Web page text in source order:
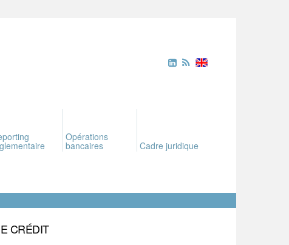
Opérations
bancaires Cadre juridique
CRÉDIT